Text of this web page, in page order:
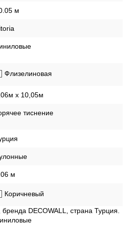
м
Флизелиновая
х 10,05м
тиснение
м
Коричневый
DECOWALL, страна Турция.